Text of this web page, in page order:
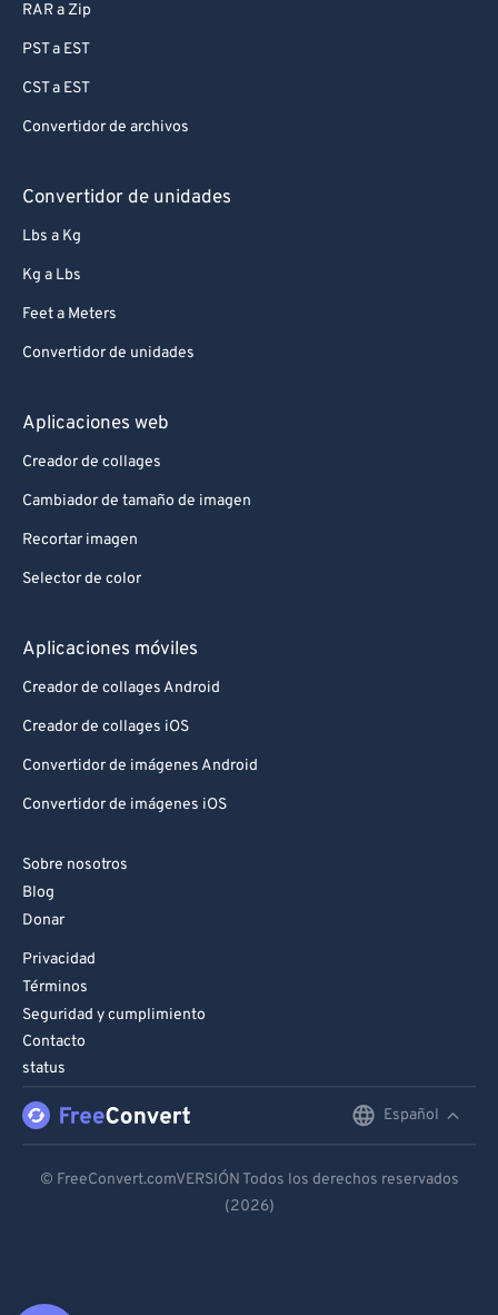
RAR a Zip
PST a EST
CST a EST
Convertidor de archivos
Convertidor de unidades
Lbs a Kg
Kg a Lbs
Feet a Meters
Convertidor de unidades
Aplicaciones web
Creador de collages
Cambiador de tamaño de imagen
Recortar imagen
Selector de color
Aplicaciones móviles
Creador de collages Android
Creador de collages iOS
Convertidor de imágenes Android
Convertidor de imágenes iOS
Sobre nosotros
Blog
Donar
Privacidad
Términos
Seguridad y cumplimiento
Contacto
status
Español
Español
© FreeConvert.comVERSIÓN Todos los derechos reservados
(2026)